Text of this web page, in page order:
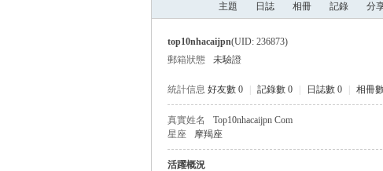
主題 日誌 相冊 記錄 分
top10nhacaijpn(UID: 236873)
郵箱狀態
未驗證
統計信息 好友數 0 記錄數 0 日誌數 0 相冊
真實姓名 Top10nhacaijpn Com
星座
摩羯座
活躍概況